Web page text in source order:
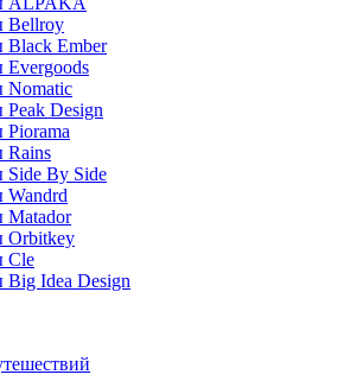
Bellroy
Black Ember
Evergoods
Nomatic
Peak Design
Piorama
Rains
Side By Side
Wandrd
Matador
Orbitkey
Cle
Big Idea Design